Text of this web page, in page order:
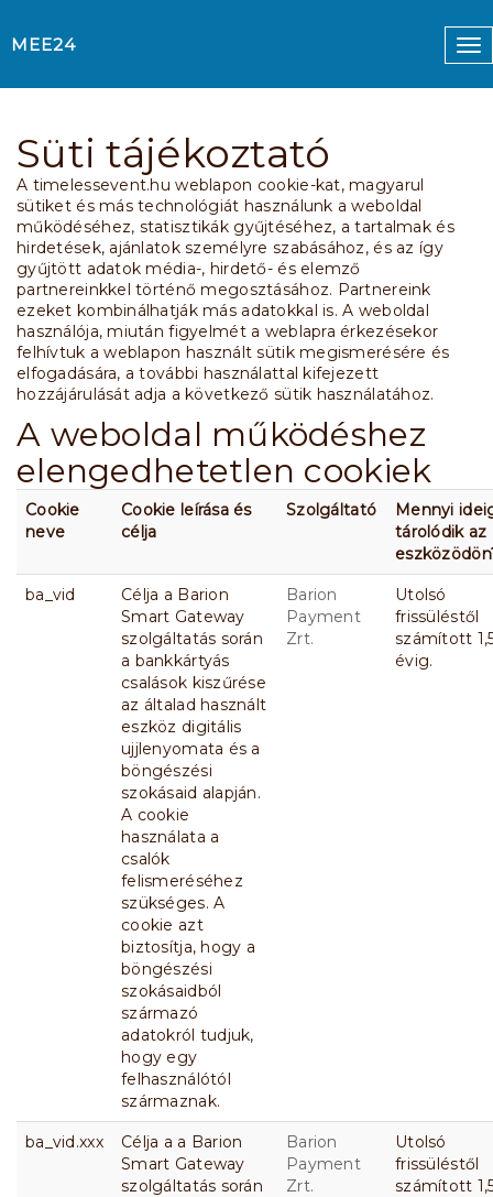
MEE24
Süti tájékoztató
A timelessevent.hu weblapon cookie-kat, magyarul
sütiket és más technológiát használunk a weboldal
működéséhez, statisztikák gyűjtéséhez, a tartalmak és
hirdetések, ajánlatok személyre szabásához, és az így
gyűjtött adatok média-, hirdető- és elemző
partnereinkkel történő megosztásához. Partnereink
ezeket kombinálhatják más adatokkal is. A weboldal
használója, miután figyelmét a weblapra érkezésekor
felhívtuk a weblapon használt sütik megismerésére és
elfogadására, a további használattal kifejezett
hozzájárulását adja a következő sütik használatához.
A weboldal működéshez
elengedhetetlen cookiek
Cookie
neve
Cookie leírása és
célja
Szolgáltató
Mennyi
tárolódik az
ba_vid
Célja a Barion
Smart Gateway
szolgáltatás során
a bankkártyás
csalások kiszűrése
az általad használt
eszköz digitális
ujjlenyomata és a
böngészési
szokásaid alapján.
A cookie
használata a
csalók
felismeréséhez
szükséges. A
cookie azt
biztosítja, hogy a
böngészési
szokásaidból
származó
adatokról tudjuk,
hogy egy
felhasználótól
származnak.
Barion
Payment
Zrt.
Utolsó
frissüléstől
számított
évig.
ba_vid.xxx
Célja a a Barion
Smart Gateway
szolgáltatás során
Barion
Payment
Zrt.
Utolsó
frissüléstől
számított